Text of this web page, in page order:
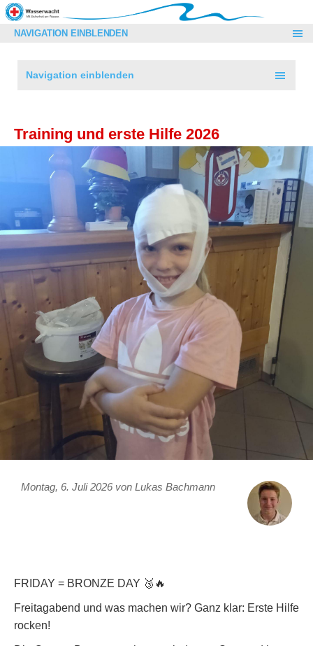
NAVIGATION EINBLENDEN
Navigation einblenden
Training und erste Hilfe 2026
Montag, 6. Juli 2026 von Lukas Bachmann
FRIDAY = BRONZE DAY 🥉🔥
Freitagabend und was machen wir? Ganz klar: Erste Hilfe
rocken!